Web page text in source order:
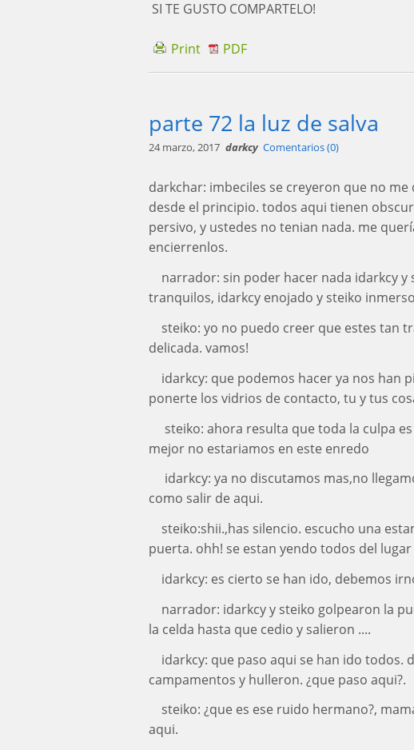
SI TE GUSTO COMPARTELO!
Print PDF
parte 72 la luz de salva
24 marzo, 2017 darkcy Comentarios (0)
darkchar: imbeciles se creyeron que no
desde el principio. todos aqui tienen
persivo, y ustedes no tenian nada. me
encierrenlos.
narrador: sin poder hacer nada idarkcy
tranquilos, idarkcy enojado y steiko
steiko: yo no puedo creer que estes tan
delicada. vamos!
idarkcy: que podemos hacer ya nos han
ponerte los vidrios de contacto, tu y tus
steiko: ahora resulta que toda la culpa
mejor no estariamos en este enredo
idarkcy: ya no discutamos mas,no
como salir de aqui.
steiko:shii.,has silencio. escucho una
puerta. ohh! se estan yendo todos del
idarkcy: es cierto se han ido, debemos
narrador: idarkcy y steiko golpearon la
la celda hasta que cedio y salieron ....
idarkcy: que paso aqui se han ido todos.
campamentos y hulleron. ¿que paso aqui?.
steiko: ¿que es ese ruido hermano?,
aqui.